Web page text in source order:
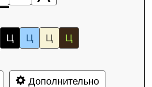
Ц Ц Ц Ц
Дополнительно